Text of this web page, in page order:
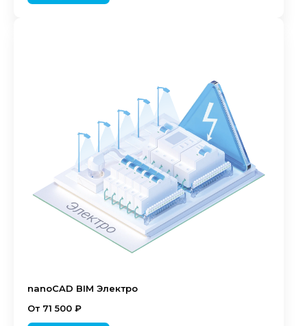
nanoCAD BIM Электро
От 71 500 ₽